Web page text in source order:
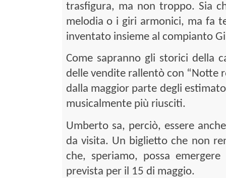
trasfigura, ma non troppo. Sia
melodia o i giri armonici, ma fa
inventato insieme al compianto
Come sapranno gli storici della
delle vendite rallentò con “Notte
dalla maggior parte degli
musicalmente più riusciti.
Umberto sa, perciò, essere
da visita. Un biglietto che non
che, speriamo, possa
prevista per il 15 di maggio.